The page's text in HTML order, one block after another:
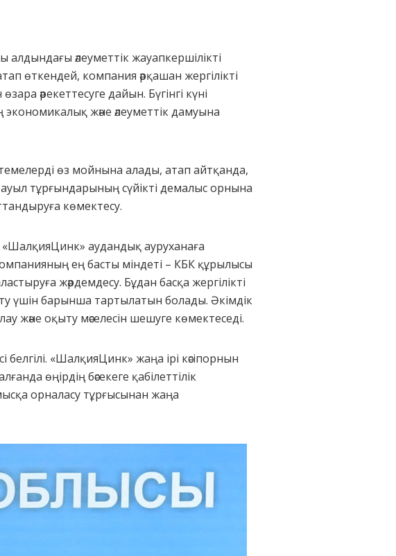
әлеуметтік жауапкершілікті
өткендей, компания әрқашан жергілікті
әрекеттесуге дайын. Бүгінгі күні
және әлеуметтік дамуына
өз мойнына алады, атап айтқанда,
тұрғындарының сүйікті демалыс орнына
көмектесу.
аудандық ауруханаға
ең басты міндеті – КБК құрылысы
жәрдемдесу. Бұдан басқа жергілікті
үшін барынша тартылатын болады. Әкімдік
және оқыту мәселесін шешуге көмектеседі.
белгілі. «ШалқияЦинк» жаңа ірі кәсіпорнын
өңірдің бәсекеге қабілеттілік
орналасу тұрғысынан жаңа